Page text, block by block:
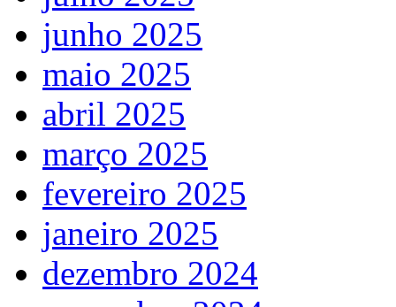
junho 2025
maio 2025
abril 2025
março 2025
fevereiro 2025
janeiro 2025
dezembro 2024